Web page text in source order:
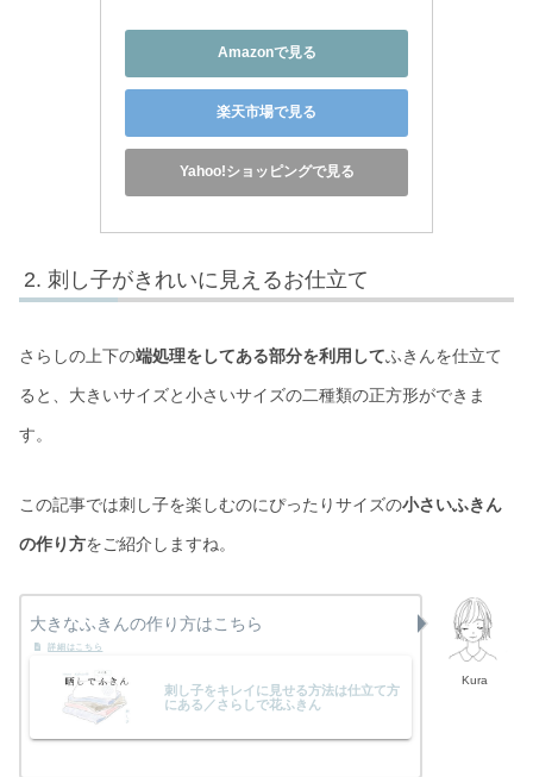
Amazonで見る
楽天市場で見る
Yahoo!ショッピングで見る
刺し子がきれいに見えるお仕立て
さらしの上下の端処理をしてある部分を利用してふきんを仕立て
ると、大きいサイズと小さいサイズの二種類の正方形ができま
す。
この記事では刺し子を楽しむのにぴったりサイズの小さいふきん
の作り方をご紹介しますね。
Kura
大きなふきんの作り方はこちら
刺し子をキレイに見せる方法は仕立て方
にある／さらしで花ふきん